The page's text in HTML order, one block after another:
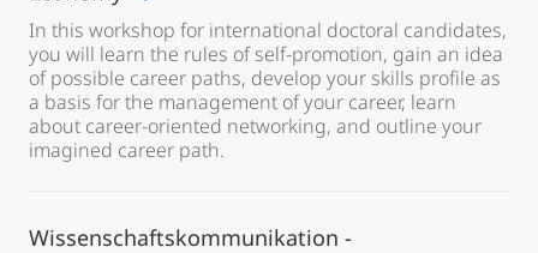
In this workshop for international doctoral candidates,
you will learn the rules of self-promotion, gain an idea
of possible career paths, develop your skills profile as
a basis for the management of your career, learn
about career-oriented networking, and outline your
imagined career path.
Wissenschaftskommunikation -